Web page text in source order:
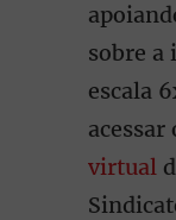
sobre a
escala
acessar
virtual